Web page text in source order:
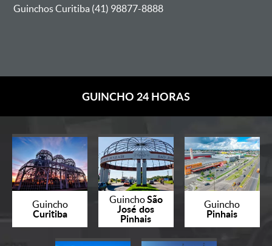
Guinchos Curitiba (41) 98877-8888
GUINCHO 24 HORAS
Guincho
Curitiba
GuinchoSão
José dos
Pinhais
Guincho
Pinhais